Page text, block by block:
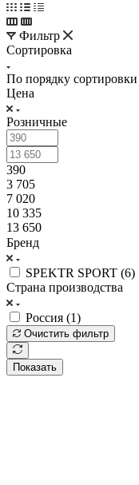
Фильтр
Сортировка
По порядку сортировки
Цена
Розничные
390
3 705
7 020
10 335
13 650
Бренд
SPEKTR SPORT (6)
Страна производства
Россия (1)
Очистить фильтр
Показать